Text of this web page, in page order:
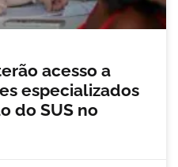
acesso a
especializados
do SUS no